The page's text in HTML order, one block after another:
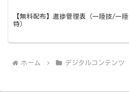
【無料配布】進捗管理表（一陸技/一陸
特）
ホーム デジタルコンテンツ